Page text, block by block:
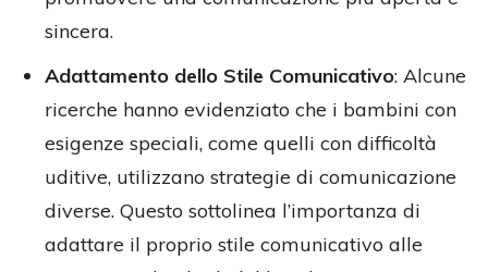
sincera.
Adattamento dello Stile Comunicativo: Alcune
ricerche hanno evidenziato che i bambini con
esigenze speciali, come quelli con difficoltà
uditive, utilizzano strategie di comunicazione
diverse. Questo sottolinea l’importanza di
adattare il proprio stile comunicativo alle